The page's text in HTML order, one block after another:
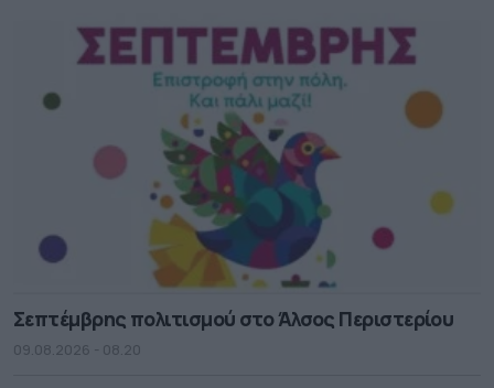
Σεπτέμβρης πολιτισμού στο Άλσος Περιστερίου
09.08.2026 - 08.20